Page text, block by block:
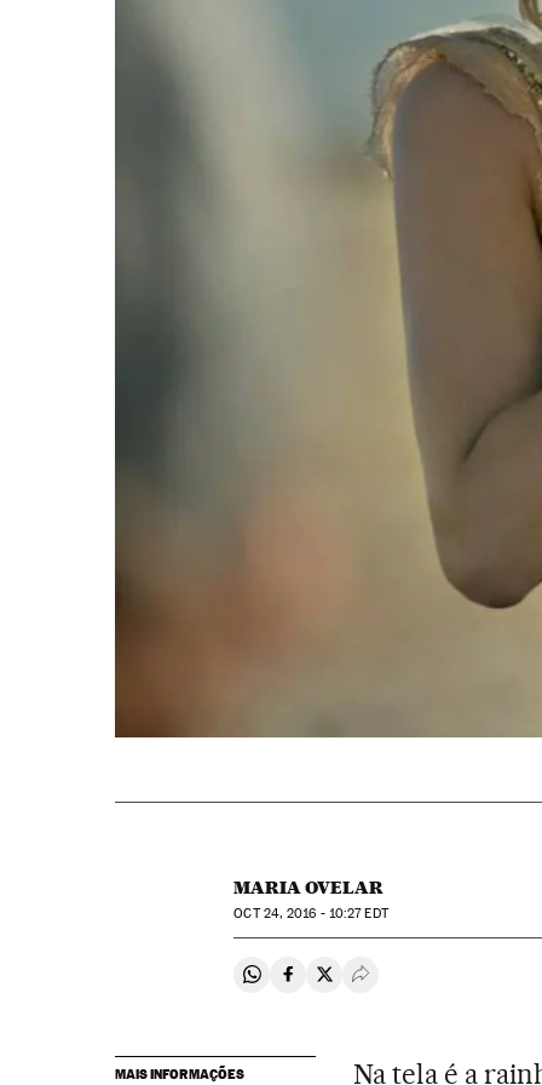
MARIA OVELAR
OCT24, 2016 - 10:27EDT
Compartir en Whatsapp
Compartir en Facebook
Compartir en Twitter
Desplegar Redes
MAIS INFORMAÇÕES Na tela é a